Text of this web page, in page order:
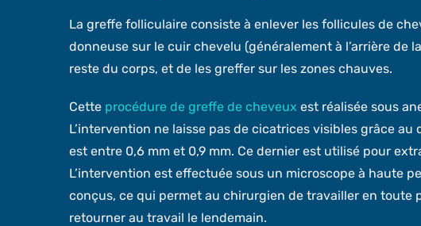
La greffe folliculaire consiste à enlever les follicules de
donneuse sur le cuir chevelu (généralement à l’arrière de
reste du corps, et de les greffer sur les zones chauves.
Cette procédure de greffe de cheveux est réalisée sous
L’intervention ne laisse pas de cicatrices visibles grâce
est entre 0,6 mm et 0,9 mm. Ce dernier est utilisé pour
L’intervention est effectuée sous un microscope à haute
conçus, ce qui permet au chirurgien de travailler en toute
retourner au travail le lendemain.